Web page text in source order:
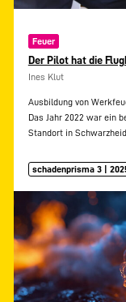
Feuer
Der Pilot hat die
Ines Klut
Ausbildung von
Das Jahr 2022 war ein
Standort in
schadenprisma 3 |